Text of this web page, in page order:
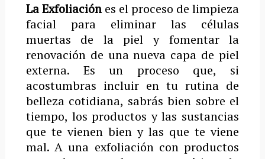
LaExfoliaciónes el proceso de limpieza
facial para eliminar las células
muertas de la piel y fomentar la
renovación de una nueva capa de piel
externa. Es un proceso que, si
acostumbras incluir en tu rutina de
belleza cotidiana, sabrás bien sobre el
tiempo, los productos y las sustancias
que te vienen bien y las que te viene
mal. A una exfoliación con productos